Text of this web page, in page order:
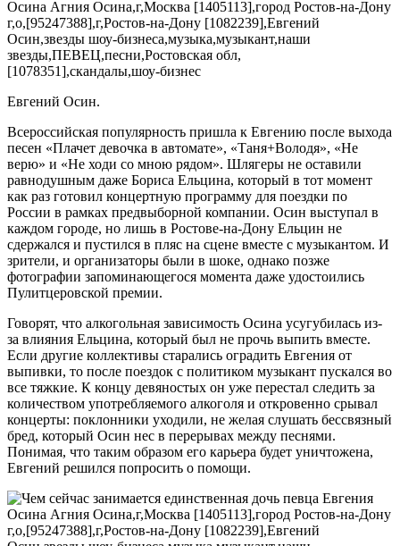
Евгений Осин.
Всероссийская популярность пришла к Евгению после выхода
песен «Плачет девочка в автомате», «Таня+Володя», «Не
верю» и «Не ходи со мною рядом». Шлягеры не оставили
равнодушным даже Бориса Ельцина, который в тот момент
как раз готовил концертную программу для поездки по
России в рамках предвыборной компании. Осин выступал в
каждом городе, но лишь в Ростове-на-Дону Ельцин не
сдержался и пустился в пляс на сцене вместе с музыкантом. И
зрители, и организаторы были в шоке, однако позже
фотографии запоминающегося момента даже удостоились
Пулитцеровской премии.
Говорят, что алкогольная зависимость Осина усугубилась из-
за влияния Ельцина, который был не прочь выпить вместе.
Если другие коллективы старались оградить Евгения от
выпивки, то после поездок с политиком музыкант пускался во
все тяжкие. К концу девяностых он уже перестал следить за
количеством употребляемого алкоголя и откровенно срывал
концерты: поклонники уходили, не желая слушать бессвязный
бред, который Осин нес в перерывах между песнями.
Понимая, что таким образом его карьера будет уничтожена,
Евгений решился попросить о помощи.